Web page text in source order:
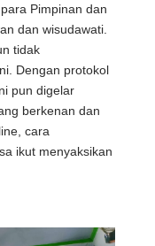
Pimpinan dan
dan wisudawati.
tidak
Dengan protokol
pun digelar
berkenan dan
cara
ikut menyaksikan